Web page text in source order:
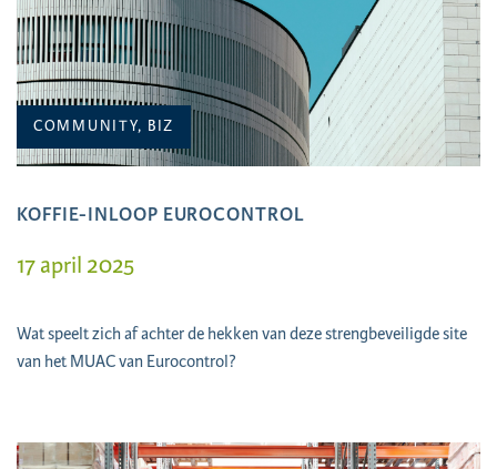
COMMUNITY, BIZ
KOFFIE-INLOOP EUROCONTROL
17 april 2025
Wat speelt zich af achter de hekken van deze strengbeveiligde site
van het MUAC van Eurocontrol?